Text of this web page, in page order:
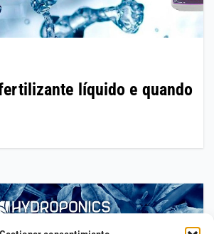
líquido e quando